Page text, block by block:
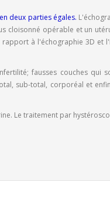
deux parties égales.
cloisonné opérable et un
à l'échographie 3D et
fausses couches qui
sub-total, corporéal et
Le traitement par